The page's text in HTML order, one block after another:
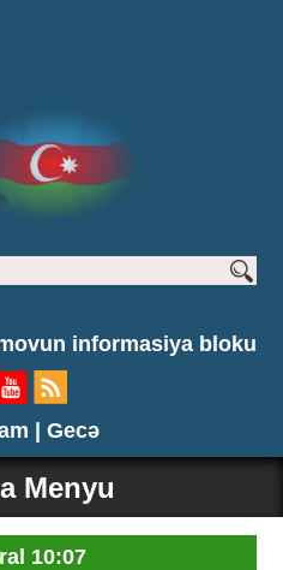
informasiya bloku
| Gecə
Menyu
10:07